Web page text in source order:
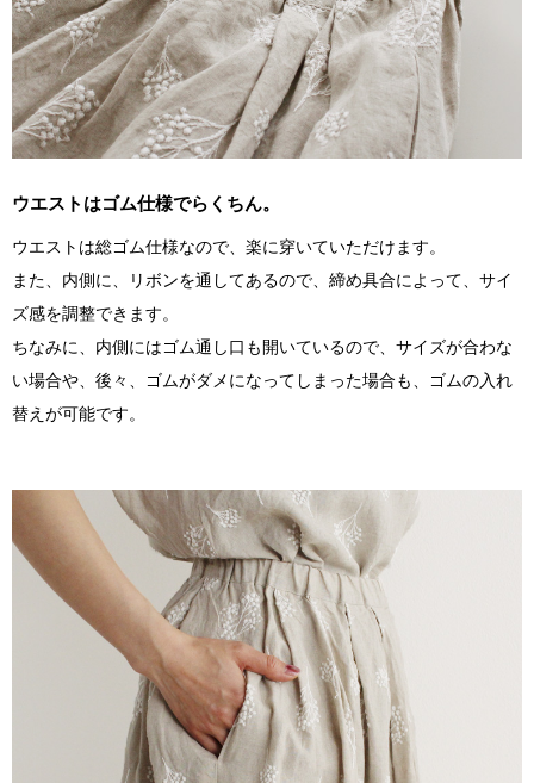
ウエストはゴム仕様でらくちん。
ウエストは総ゴム仕様なので、楽に穿いていただけます。
また、内側に、リボンを通してあるので、締め具合によって、サイ
ズ感を調整できます。
ちなみに、内側にはゴム通し口も開いているので、サイズが合わな
い場合や、後々、ゴムがダメになってしまった場合も、ゴムの入れ
替えが可能です。